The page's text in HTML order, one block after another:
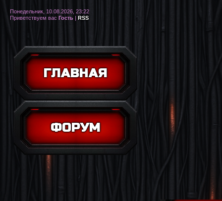
ГЛАВНАЯ
ФОРУМ
Понедельник, 10.08.2026, 23:22
Приветствуем вас Гость | RSS